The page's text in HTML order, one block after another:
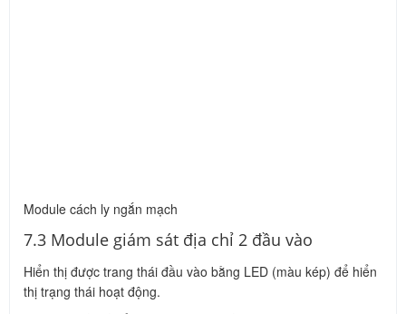
tin cậy cao và tốc độ truyền nhanh, sẵn sàng phản ứng hữu
hiệu trong trường hợp khẩn cấp.
– Dòng tiêu thụ ở trạng thái tĩnh : 600 µA
– Dòng tiêu thụ báo động : 720 µA